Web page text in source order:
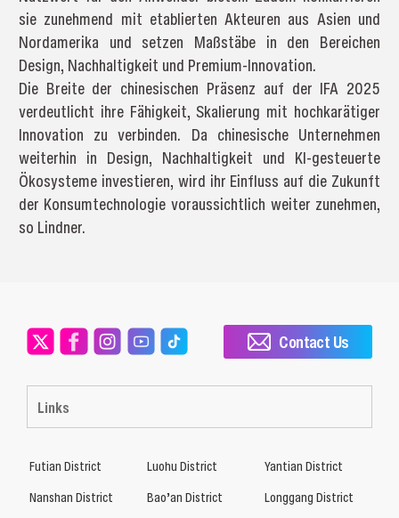
sie zunehmend mit etablierten Akteuren aus Asien und
Nordamerika und setzen Maßstäbe in den Bereichen
Design, Nachhaltigkeit und Premium-Innovation.
Die Breite der chinesischen Präsenz auf der IFA 2025
verdeutlicht ihre Fähigkeit, Skalierung mit hochkarätiger
Innovation zu verbinden. Da chinesische Unternehmen
weiterhin in Design, Nachhaltigkeit und KI-gesteuerte
Ökosysteme investieren, wird ihr Einfluss auf die Zukunft
der Konsumtechnologie voraussichtlich weiter zunehmen,
so Lindner.
Links
Contact Us
Futian District Luohu District
Yantian District
Nanshan District
Bao’an District Longgang District